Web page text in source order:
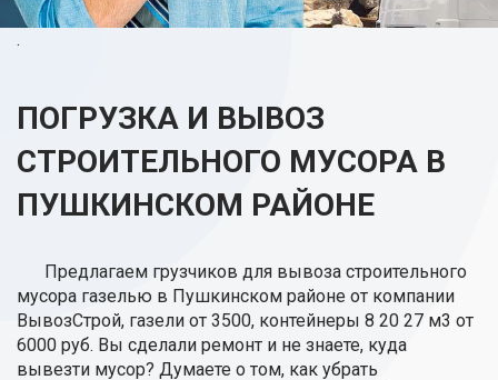
.
ПОГРУЗКА И ВЫВОЗ
СТРОИТЕЛЬНОГО МУСОРА В
ПУШКИНСКОМ РАЙОНЕ
Предлагаем грузчиков для вывоза строительного
мусора газелью в Пушкинском районе от компании
ВывозСтрой, газели от 3500, контейнеры 8 20 27 м3 от
6000 руб. Вы сделали ремонт и не знаете, куда
вывезти мусор? Думаете о том, как убрать